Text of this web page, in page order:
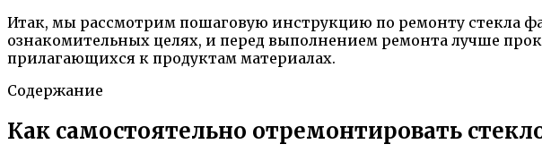
Итак, мы рассмотрим пошаговую инструкцию по ремонту стекла
ознакомительных целях, и перед выполнением ремонта лучше
прилагающихся к продуктам материалах.
Содержание
Как самостоятельно отремонтировать